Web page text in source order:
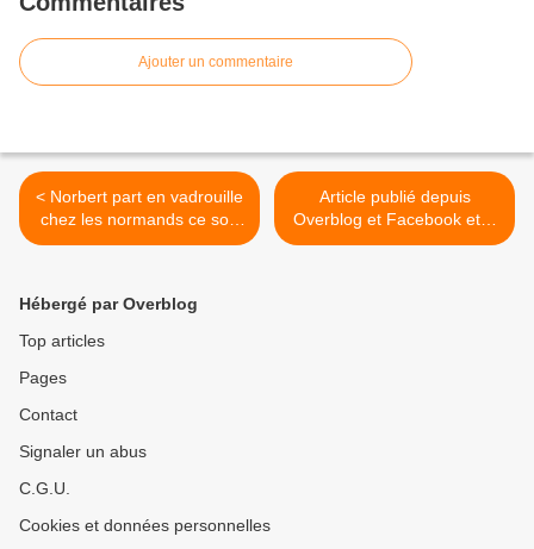
Ajouter un commentaire
< Norbert part en vadrouille
chez les normands ce soir
sur 6ter
Article publié depuis
Overblog et Facebook et X
(Twitter) >
Hébergé par Overblog
Top articles
Pages
Contact
Signaler un abus
C.G.U.
Cookies et données personnelles